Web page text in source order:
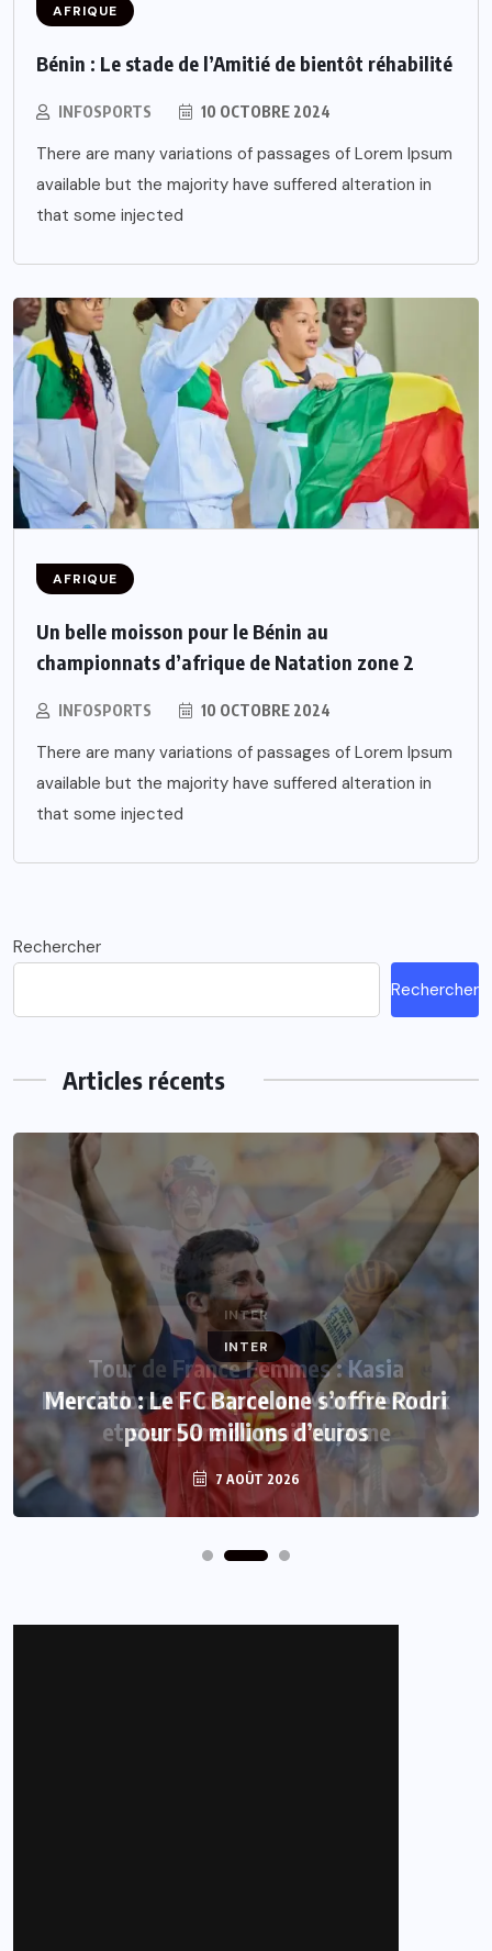
AFRIQUE
Bénin : Le stade de l’Amitié de bientôt réhabilité
INFOSPORTS 10 OCTOBRE 2024
There are many variations of passages of Lorem Ipsum
available but the majority have suffered alteration in
that some injected
AFRIQUE
Un belle moisson pour le Bénin au
championnats d’afrique de Natation zone 2
INFOSPORTS 10 OCTOBRE 2024
There are many variations of passages of Lorem Ipsum
available but the majority have suffered alteration in
that some injected
Rechercher
Rechercher
Articles récents
INTER
Mercato : Le FC Barcelone s’offre Rodri
pour 50 millions d’euros
7 AOÛT 2026